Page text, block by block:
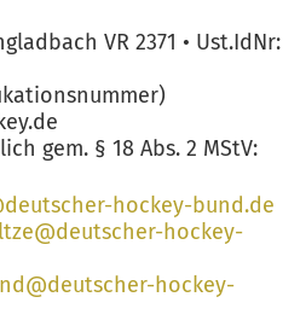
VR 2371 • Ust.IdNr:
gem. § 18 Abs. 2 MStV:
hockey-bund.de
hockey-
hockey-